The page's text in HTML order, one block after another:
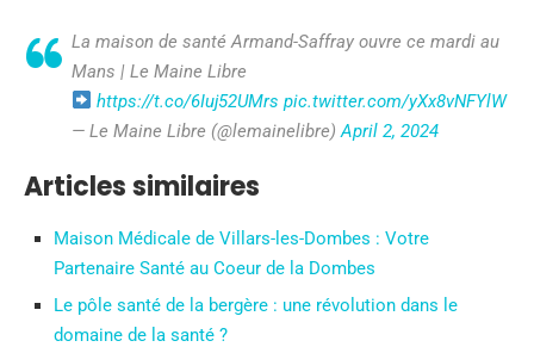
La maison de santé Armand-Saffray ouvre ce mardi au
Mans | Le Maine Libre
https://t.co/6Iuj52UMrs pic.twitter.com/yXx8vNFYlW
— Le Maine Libre (@lemainelibre)April 2, 2024
Articles similaires
Maison Médicale de Villars-les-Dombes : Votre
Partenaire Santé au Coeur de la Dombes
Le pôle santé de la bergère : une révolution dans le
domaine de la santé ?